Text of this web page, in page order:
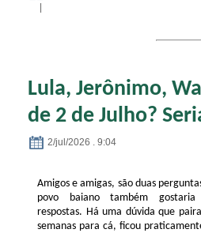
Lula, Jerônimo,
de 2 de Julho?
2/jul/2026 . 9:04
Amigos e amigas, são duas
povo baiano também
respostas. Há uma dúvida que
semanas para cá, ficou